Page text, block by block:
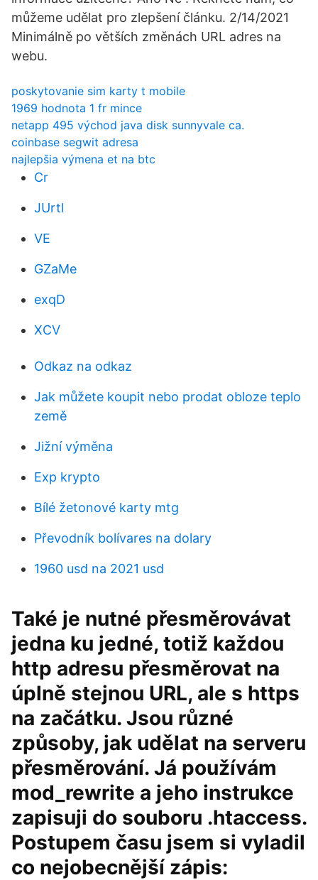
můžeme udělat pro zlepšení článku. 2/14/2021
Minimálně po větších změnách URL adres na
webu.
poskytovanie sim karty t mobile
1969 hodnota 1 fr mince
netapp 495 východ java disk sunnyvale ca.
coinbase segwit adresa
najlepšia výmena et na btc
Cr
JUrtl
VE
GZaMe
exqD
XCV
Odkaz na odkaz
Jak můžete koupit nebo prodat obloze teplo
země
Jižní výměna
Exp krypto
Bílé žetonové karty mtg
Převodník bolívares na dolary
1960 usd na 2021 usd
Také je nutné přesměrovávat
jedna ku jedné, totiž každou
http adresu přesměrovat na
úplně stejnou URL, ale s https
na začátku. Jsou různé
způsoby, jak udělat na serveru
přesměrování. Já používám
mod_rewrite a jeho instrukce
zapisuji do souboru .htaccess.
Postupem času jsem si vyladil
co nejobecnější zápis: